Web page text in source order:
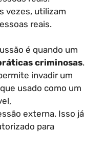
vezes, utilizam
reais.
é quando um
criminosas.
invadir um
usado como um
externa. Isso já
para